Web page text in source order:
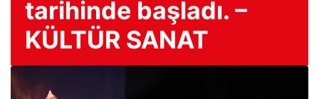
tarihinde başladı. –
KÜLTÜR SANAT